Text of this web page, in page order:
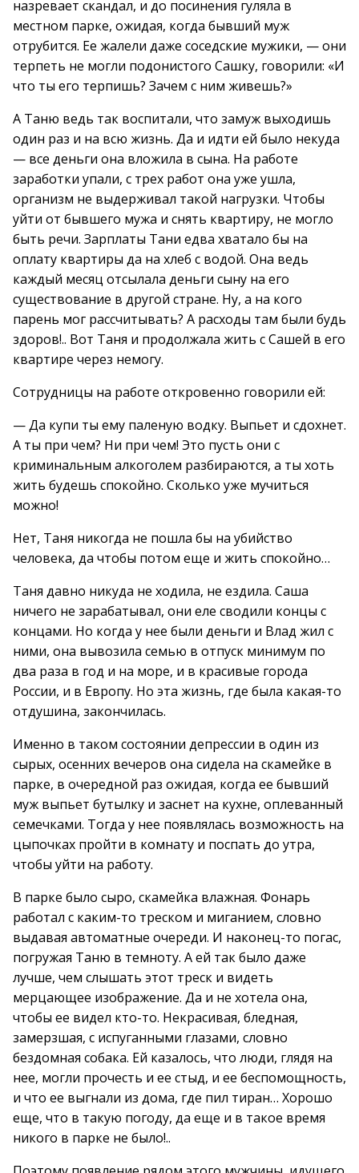
назревает скандал, и до посинения гуляла в
местном парке, ожидая, когда бывший муж
отрубится. Ее жалели даже соседские мужики, — они
терпеть не могли подонистого Сашку, говорили: «И
что ты его терпишь? Зачем с ним живешь?»
А Таню ведь так воспитали, что замуж выходишь
один раз и на всю жизнь. Да и идти ей было некуда
— все деньги она вложила в сына. На работе
заработки упали, с трех работ она уже ушла,
организм не выдерживал такой нагрузки. Чтобы
уйти от бывшего мужа и снять квартиру, не могло
быть речи. Зарплаты Тани едва хватало бы на
оплату квартиры да на хлеб с водой. Она ведь
каждый месяц отсылала деньги сыну на его
существование в другой стране. Ну, а на кого
парень мог рассчитывать? А расходы там были будь
здоров!.. Вот Таня и продолжала жить с Сашей в его
квартире через немогу.
Сотрудницы на работе откровенно говорили ей:
— Да купи ты ему паленую водку. Выпьет и сдохнет.
А ты при чем? Ни при чем! Это пусть они с
криминальным алкоголем разбираются, а ты хоть
жить будешь спокойно. Сколько уже мучиться
можно!
Нет, Таня никогда не пошла бы на убийство
человека, да чтобы потом еще и жить спокойно…
Таня давно никуда не ходила, не ездила. Саша
ничего не зарабатывал, они еле сводили концы с
концами. Но когда у нее были деньги и Влад жил с
ними, она вывозила семью в отпуск минимум по
два раза в год и на море, и в красивые города
России, и в Европу. Но эта жизнь, где была какая-то
отдушина, закончилась.
Именно в таком состоянии депрессии в один из
сырых, осенних вечеров она сидела на скамейке в
парке, в очередной раз ожидая, когда ее бывший
муж выпьет бутылку и заснет на кухне, оплеванный
семечками. Тогда у нее появлялась возможность на
цыпочках пройти в комнату и поспать до утра,
чтобы уйти на работу.
В парке было сыро, скамейка влажная. Фонарь
работал с каким-то треском и миганием, словно
выдавая автоматные очереди. И наконец-то погас,
погружая Таню в темноту. А ей так было даже
лучше, чем слышать этот треск и видеть
мерцающее изображение. Да и не хотела она,
чтобы ее видел кто-то. Некрасивая, бледная,
замерзшая, с испуганными глазами, словно
бездомная собака. Ей казалось, что люди, глядя на
нее, могли прочесть и ее стыд, и ее беспомощность,
и что ее выгнали из дома, где пил тиран… Хорошо
еще, что в такую погоду, да еще и в такое время
никого в парке не было!..